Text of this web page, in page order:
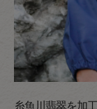
糸魚川翡翠を加